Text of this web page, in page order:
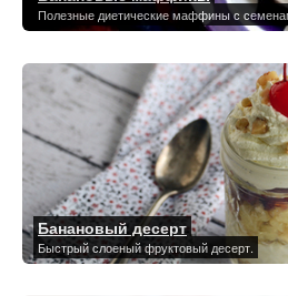
Полезные диетические маффины с
Банановый десерт
Быстрый слоеный фруктовый десерт.